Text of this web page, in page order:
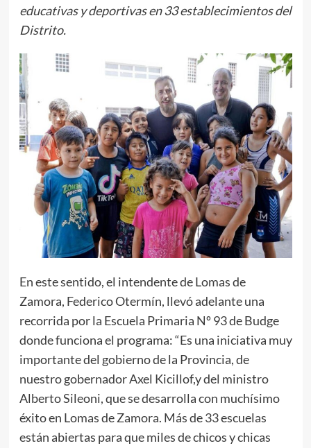
educativas y deportivas en 33 establecimientos del
Distrito.
En este sentido, el intendente de Lomas de
Zamora, Federico Otermín, llevó adelante una
recorrida por la Escuela Primaria Nº 93 de Budge
donde funciona el programa: “Es una iniciativa muy
importante del gobierno de la Provincia, de
nuestro gobernador Axel Kicillof,y del ministro
Alberto Sileoni, que se desarrolla con muchísimo
éxito en Lomas de Zamora. Más de 33 escuelas
están abiertas para que miles de chicos y chicas